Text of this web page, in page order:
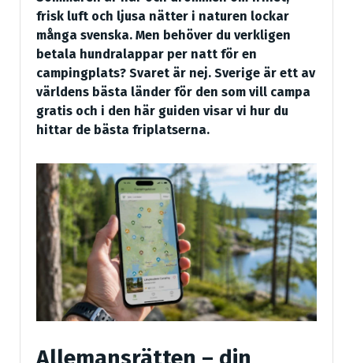
frisk luft och ljusa nätter i naturen lockar
många svenska. Men behöver du verkligen
betala hundralappar per natt för en
campingplats? Svaret är nej. Sverige är ett av
världens bästa länder för den som vill campa
gratis och i den här guiden visar vi hur du
hittar de bästa friplatserna.